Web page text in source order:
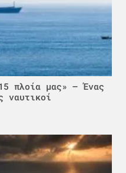
πλοία μας» – Ένας
ναυτικοί